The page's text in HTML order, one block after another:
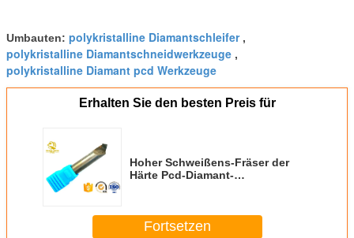
Umbauten: polykristalline Diamantschleifer,
polykristalline Diamantschneidwerkzeuge ,
polykristalline Diamant pcd Werkzeuge
Erhalten Sie den besten Preis für
Hoher Schweißens-Fräser der
Härte Pcd-Diamant-
Fortsetzen